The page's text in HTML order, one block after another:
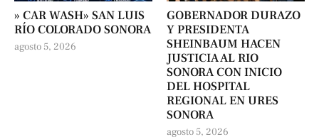
» CAR WASH» SAN LUIS
RÍO COLORADO SONORA
agosto 5, 2026
GOBERNADOR DURAZO
Y PRESIDENTA
SHEINBAUM HACEN
JUSTICIA AL RIO
SONORA CON INICIO
DEL HOSPITAL
REGIONAL EN URES
SONORA
agosto 5, 2026